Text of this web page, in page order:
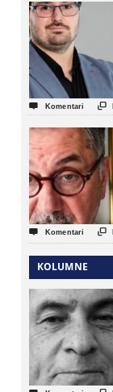
 Komentari 
 Komentari 
KOLUMNE